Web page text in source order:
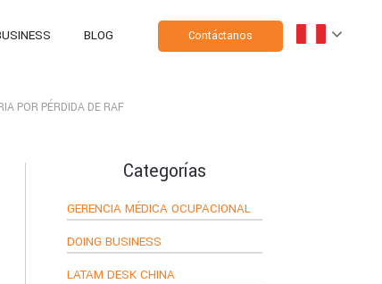
BLOG Contáctanos
POR PÉRDIDA DE RAF
Categorías
GERENCIA MÉDICA OCUPACIONAL
DOING BUSINESS
LATAM DESK CHINA